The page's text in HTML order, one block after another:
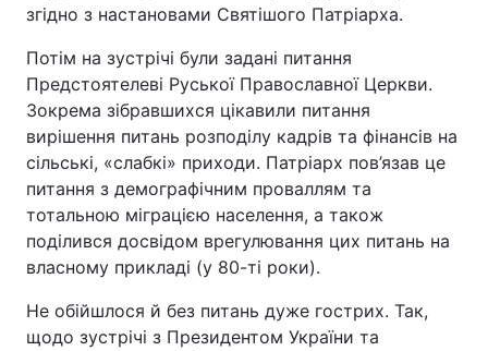
згідно з настановами Святішого Патріарха.
Потім на зустрічі були задані питання
Предстоятелеві Руської Православної Церкви.
Зокрема зібравшихся цікавили питання
вирішення питань розподілу кадрів та фінансів на
сільські, «слабкі» приходи. Патріарх пов’язав це
питання з демографічним проваллям та
тотальною міграцією населення, а також
поділився досвідом врегулювання цих питань на
власному прикладі (у 80-ті роки).
Не обійшлося й без питань дуже гострих. Так,
щодо зустрічі з Президентом України та